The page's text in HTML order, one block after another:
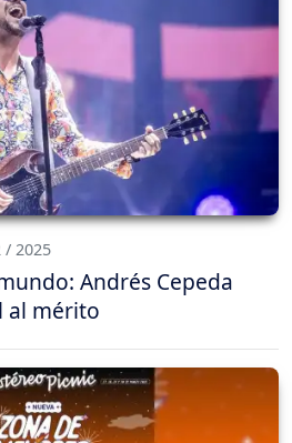
/ 2025
Andrés Cepeda
al mérito